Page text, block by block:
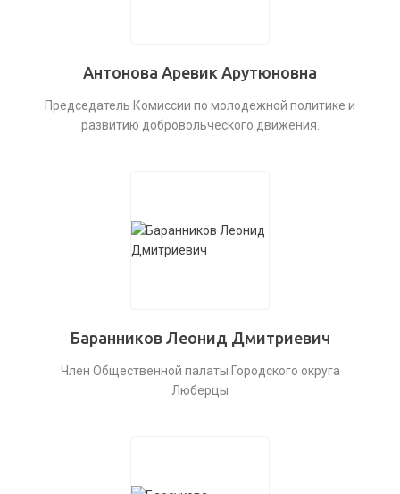
Антонова Аревик Арутюновна
Председатель Комиссии по молодежной политике и
развитию добровольческого движения.
Баранников Леонид Дмитриевич
Член Общественной палаты Городского округа
Люберцы